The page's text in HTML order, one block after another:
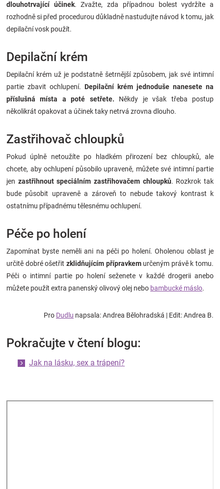
dlouhotrvající účinek. Zvažte, zda případnou bolest vydržíte a
rozhodně si před procedurou důkladně nastudujte návod k tomu, jak
depilační vosk použít.
Depilační krém
Depilační krém už je podstatně šetrnější způsobem, jak své intimní
partie zbavit ochlupení. Depilační krém jednoduše nanesete na
příslušná místa a poté setřete. Někdy je však třeba postup
několikrát opakovat a účinek taky netrvá zrovna dlouho.
Zastřihovač chloupků
Pokud úplně netoužíte po hladkém přirození bez chloupků, ale
chcete, aby ochlupení působilo upraveně, můžete své intimní partie
jen zastřihnout speciálním zastřihovačem chloupků. Rozkrok tak
bude působit upraveně a zároveň to nebude takový kontrast k
ostatnímu případnému tělesnému ochlupení.
Péče po holení
Zapomínat byste neměli ani na péči po holení. Oholenou oblast je
určitě dobré ošetřit zklidňujícím přípravkemurčeným právě k tomu.
Péči o intimní partie po holení seženete v každé drogerii anebo
můžete použít extra panenský olivový olej nebo bambucké máslo.
Pro Dudlu napsala: Andrea Bělohradská | Edit: Andrea B.
Pokračujte v čtení blogu:
Jak na lásku, sex a trápení?